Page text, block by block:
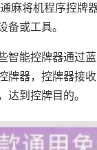
麻将机程序控牌
或工具。
智能控牌器通过
牌器，控牌器接
到控牌目的。